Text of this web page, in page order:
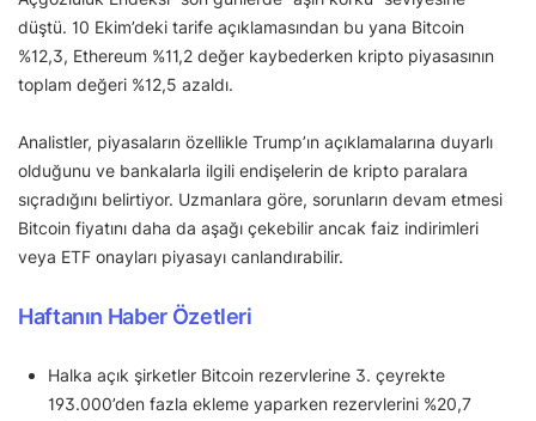
düştü. 10 Ekim’deki tarife açıklamasından bu yana Bitcoin
%12,3, Ethereum %11,2 değer kaybederken kripto piyasasının
toplam değeri %12,5 azaldı.
Analistler, piyasaların özellikle Trump’ın açıklamalarına duyarlı
olduğunu ve bankalarla ilgili endişelerin de kripto paralara
sıçradığını belirtiyor. Uzmanlara göre, sorunların devam etmesi
Bitcoin fiyatını daha da aşağı çekebilir ancak faiz indirimleri
veya ETF onayları piyasayı canlandırabilir.
Haftanın Haber Özetleri
Halka açık şirketler Bitcoin rezervlerine 3. çeyrekte
193.000’den fazla ekleme yaparken rezervlerini %20,7